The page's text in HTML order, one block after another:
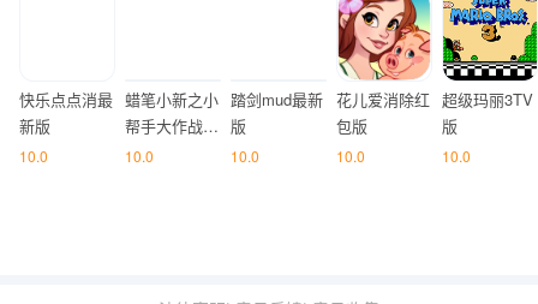
快乐点点消最
新版
10.0
蜡笔小新之小
帮手大作战中
文版
10.0
踏剑mud最新
版
10.0
花儿爱消除红
包版
10.0
超级玛丽3TV
版
10.0